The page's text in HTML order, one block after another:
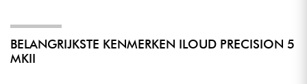
BELANGRIJKSTE KENMERKEN ILOUD PRECISION 5
MKII